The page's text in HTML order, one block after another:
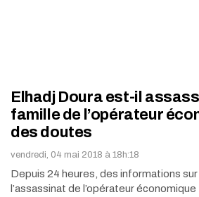
Elhadj Doura est-il
famille de l’opérateur
des doutes
vendredi, 04 mai 2018 à 18h:18
Depuis 24 heures, des informations
l’assassinat de l’opérateur économique